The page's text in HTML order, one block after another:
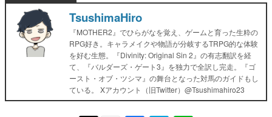
TsushimaHiro
『MOTHER2』でひらがなを覚え、ゲームと育った生粋の
RPG好き。キャラメイクや物語が分岐するTRPG的な体験
を好む生態。『Divinity: Original Sin 2』の有志翻訳を経
て、『バルダーズ・ゲート3』を独力で全訳し完走。『ゴ
ースト・オブ・ツシマ』の舞台となった対馬のガイドもし
ている。 Xアカウント（旧Twitter）@Tsushimahiro23